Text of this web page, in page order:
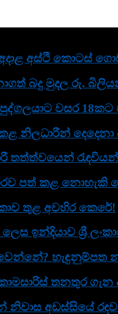
අස්ථි කොටස්
බදු මුදල රු.
වසර
නිලධාරීන් දෙදෙනා
පත් කළ නොහැකි
තුළ අවහිර කෙරේ!
ඉන්දියාව ශ්‍රී
හැඳුනුම්පත
තනතුර ගැන
නිවාස අඩස්සියේ